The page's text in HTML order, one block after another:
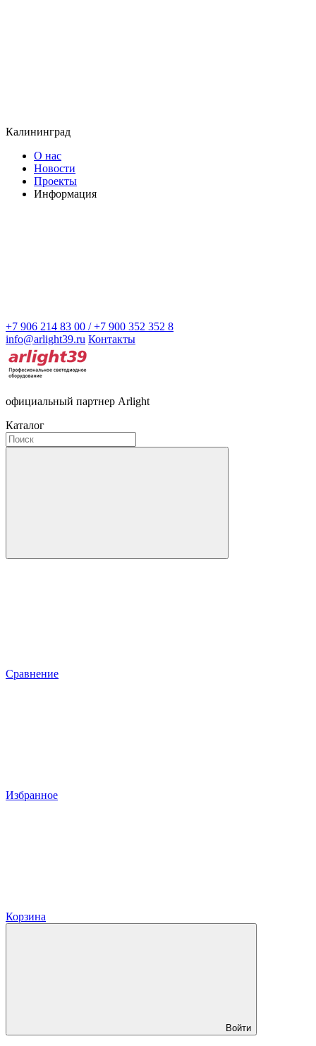
Калининград
О нас
Новости
Проекты
Информация
+7 906 214 83 00 / +7 900 352 352 8
info@arlight39.ru Контакты
официальный партнер Arlight
Каталог
Сравнение
Избранное
Корзина
Войти